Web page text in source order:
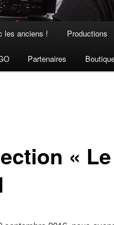
les anciens ! Productions
Partenaires
«